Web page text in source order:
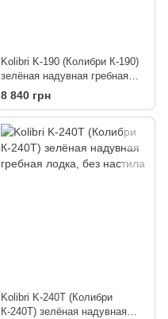
Kolibri K-190 (Колибри К-190)
зелёная надувная гребная
лодка, без настила
8 840 грн
Kolibri K-240T (Колибри
К-240Т) зелёная надувная